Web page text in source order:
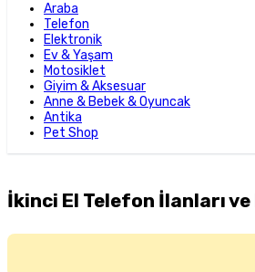
Araba
Telefon
Elektronik
Ev & Yaşam
Motosiklet
Giyim & Aksesuar
Anne & Bebek & Oyuncak
Antika
Pet Shop
İkinci El Telefon İlanları